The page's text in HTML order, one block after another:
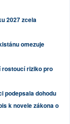
2027 zcela
omezuje
riziko pro
podepsala dohodu
k novele zákona o